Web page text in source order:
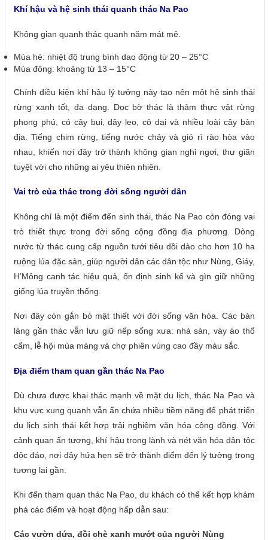
Khí hậu và hệ sinh thái quanh thác Na Pao
Không gian quanh thác quanh năm mát mẻ.
Mùa hè: nhiệt độ trung bình dao động từ 20 – 25°C
Mùa đông: khoảng từ 13 – 15°C
Chính điều kiện khí hậu lý tưởng này tạo nên một hệ sinh thái
rừng xanh tốt, đa dạng. Dọc bờ thác là thảm thực vật rừng
phong phú, có cây bụi, dây leo, cỏ dại và nhiều loài cây bản
địa. Tiếng chim rừng, tiếng nước chảy và gió rì rào hòa vào
nhau, khiến nơi đây trở thành không gian nghỉ ngơi, thư giãn
tuyệt vời cho những ai yêu thiên nhiên.
Vai trò của thác trong đời sống người dân
Không chỉ là một điểm đến sinh thái, thác Na Pao còn đóng vai
trò thiết thực trong đời sống cộng đồng địa phương. Dòng
nước từ thác cung cấp nguồn tưới tiêu dồi dào cho hơn 10 ha
ruộng lúa đặc sản, giúp người dân các dân tộc như Nùng, Giáy,
H’Mông canh tác hiệu quả, ổn định sinh kế và gìn giữ những
giống lúa truyền thống.
Nơi đây còn gắn bó mật thiết với đời sống văn hóa. Các bản
làng gần thác vẫn lưu giữ nếp sống xưa: nhà sàn, váy áo thổ
cẩm, lễ hội mùa màng và chợ phiên vùng cao đầy màu sắc.
Địa điểm tham quan gần thác Na Pao
Dù chưa được khai thác mạnh về mặt du lịch, thác Na Pao và
khu vực xung quanh vẫn ẩn chứa nhiều tiềm năng để phát triển
du lịch sinh thái kết hợp trải nghiệm văn hóa cộng đồng. Với
cảnh quan ấn tượng, khí hậu trong lành và nét văn hóa dân tộc
độc đáo, nơi đây hứa hẹn sẽ trở thành điểm đến lý tưởng trong
tương lai gần.
Khi đến tham quan thác Na Pao, du khách có thể kết hợp khám
phá các điểm và hoạt động hấp dẫn sau:
Các vườn dứa, đồi chè xanh mướt của người Nùng